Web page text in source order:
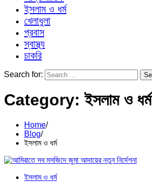
ইসলাম ও ধর্ম
খেলাধুলা
প্রবাস
স্বাস্থ্য
চাকরি
Search for:
Category:ইসলাম ও ধর্ম
Home
Blog
ইসলাম ও ধর্ম
ইসলাম ও ধর্ম